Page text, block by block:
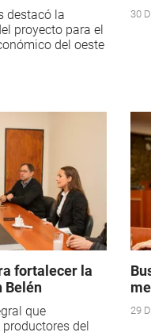
destacó la
proyecto para el
del oeste
30
fortalecer la
Belén
que
del
29